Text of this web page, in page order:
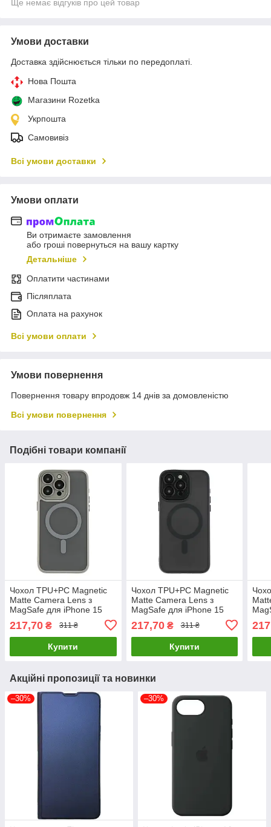
Ще немає відгуків про цей товар
Умови доставки
Доставка здійснюється тільки по передоплаті.
Нова Пошта
Магазини Rozetka
Укрпошта
Самовивіз
Всі умови доставки
Умови оплати
Ви отримаєте замовлення
або гроші повернуться на вашу картку
Детальніше
Оплатити частинами
Післяплата
Оплата на рахунок
Всі умови оплати
Умови повернення
Повернення товару впродовж 14 днів за домовленістю
Всі умови повернення
Подібні товари компанії
Чохол TPU+PC Magnetic
Matte Camera Lens з
MagSafe для iPhone 15
міцний
217,70 ₴ 311 ₴
Купити
Чохол TPU+PC Magnetic
Matte Camera Lens з
MagSafe для iPhone 15
Pro Колір Чорний, легкий і
міцний
217,70₴ 311 ₴
Купити
Акційні пропозиції та новинки
–30% –30%